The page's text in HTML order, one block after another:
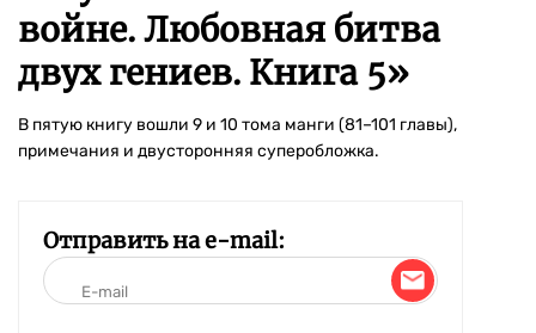
войне. Любовная битва
двух гениев. Книга 5»
В пятую книгу вошли 9 и 10 тома манги (81–101 главы),
примечания и двусторонняя суперобложка.
Отправить на e-mail: